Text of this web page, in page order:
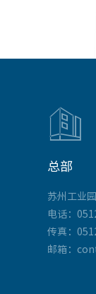

总部
苏州工业
电话：
传真：
邮箱：